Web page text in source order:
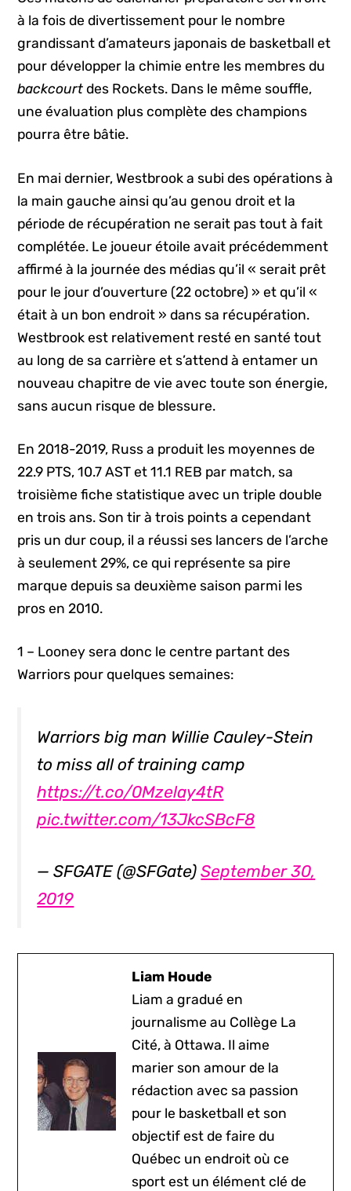
à la fois de divertissement pour le nombre
grandissant d’amateurs japonais de basketball et
pour développer la chimie entre les membres du
backcourt des Rockets. Dans le même souffle,
une évaluation plus complète des champions
pourra être bâtie.
En mai dernier, Westbrook a subi des opérations à
la main gauche ainsi qu’au genou droit et la
période de récupération ne serait pas tout à fait
complétée. Le joueur étoile avait précédemment
affirmé à la journée des médias qu’il « serait prêt
pour le jour d’ouverture (22 octobre) » et qu’il «
était à un bon endroit » dans sa récupération.
Westbrook est relativement resté en santé tout
au long de sa carrière et s’attend à entamer un
nouveau chapitre de vie avec toute son énergie,
sans aucun risque de blessure.
En 2018-2019, Russ a produit les moyennes de
22.9 PTS, 10.7 AST et 11.1 REB par match, sa
troisième fiche statistique avec un triple double
en trois ans. Son tir à trois points a cependant
pris un dur coup, il a réussi ses lancers de l’arche
à seulement 29%, ce qui représente sa pire
marque depuis sa deuxième saison parmi les
pros en 2010.
1 – Looney sera donc le centre partant des
Warriors pour quelques semaines:
Warriors big man Willie Cauley-Stein
to miss all of training camp
https://t.co/0Mzelay4tR
pic.twitter.com/13JkcSBcF8
— SFGATE (@SFGate)September 30,
2019
Liam Houde
Liam a gradué en
journalisme au Collège La
Cité, à Ottawa. Il aime
marier son amour de la
rédaction avec sa passion
pour le basketball et son
objectif est de faire du
Québec un endroit où ce
sport est un élément clé de